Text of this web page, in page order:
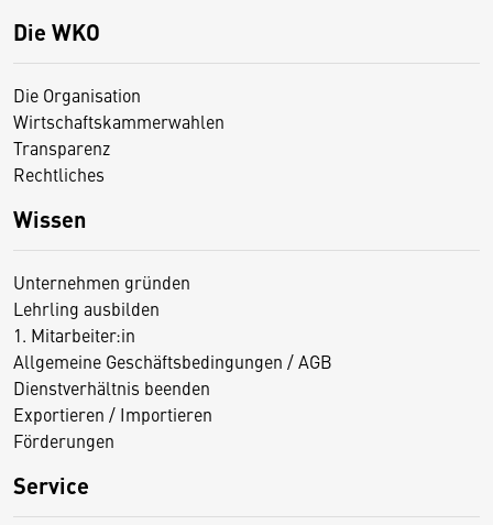
Die WKO
Die Organisation
Wirtschaftskammerwahlen
Transparenz
Rechtliches
Wissen
Unternehmen gründen
Lehrling ausbilden
1. Mitarbeiter:in
Allgemeine Geschäftsbedingungen / AGB
Dienstverhältnis beenden
Exportieren / Importieren
Förderungen
Service